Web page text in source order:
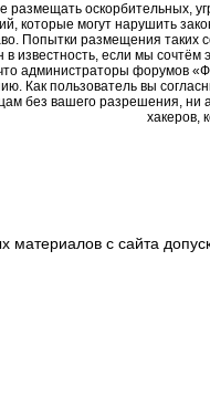
размещать оскорбительных,
которые могут нарушить
Попытки размещения таких
в известность, если мы
администраторы форумов
Как пользователь вы
без вашего разрешения,
хакеров,
материалов с сайта